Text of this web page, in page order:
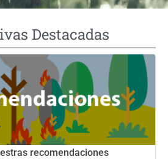
Destacadas
recomendaciones